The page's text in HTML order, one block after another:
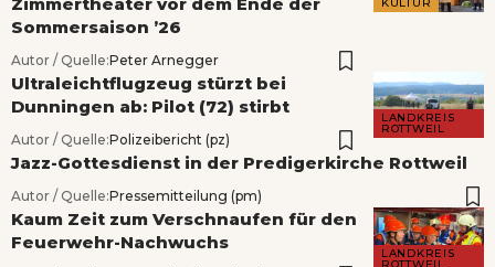
Sommersaison ’26
Autor / Quelle:Peter Arnegger
LANDKREIS
ROTTWEIL
Ultraleichtflugzeug stürzt bei
Dunningen ab: Pilot (72) stirbt
Autor / Quelle:Polizeibericht (pz)
Jazz-Gottesdienst in der Predigerkirche Rottweil
Autor / Quelle:Pressemitteilung (pm)
LANDKREIS
ROTTWEIL
Kaum Zeit zum Verschnaufen für den
Feuerwehr-Nachwuchs